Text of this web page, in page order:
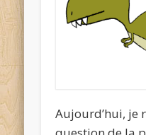
Aujourd’hui, je